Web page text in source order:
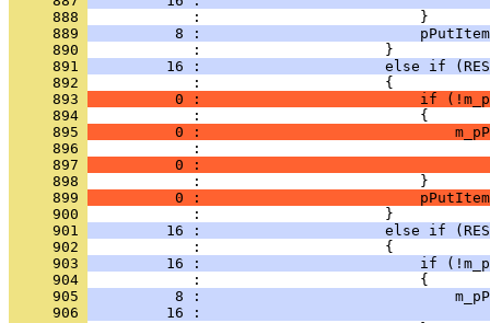
     888
     889
8 :
     890
     891
16 :                     else if
     892
     893
0 :                         if
     894
     895
0 :
     896
     897
0 :
     898
     899
0 :
     900
     901
16 :                     else if
     902
     903
16 :                         if
     904
     905
8 :
     906
16 :